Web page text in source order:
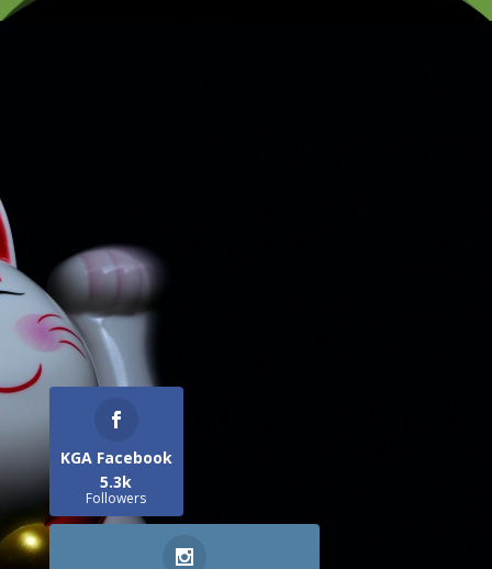
KGA Facebook
5.3k
Followers